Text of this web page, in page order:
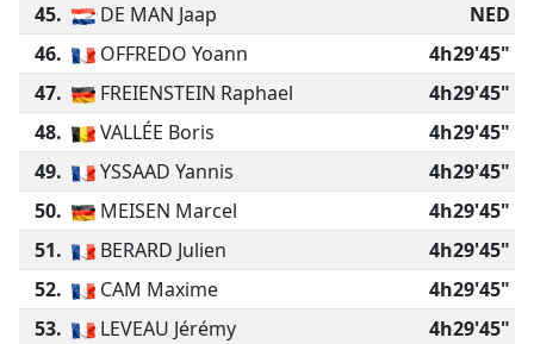
45.
DE MAN Jaap
NED
46.
OFFREDO Yoann
4h29'45"
47.
FREIENSTEIN Raphael
4h29'45"
48.
VALLÉE Boris
4h29'45"
49.
YSSAAD Yannis
4h29'45"
50.
MEISEN Marcel
4h29'45"
51.
BERARD Julien
4h29'45"
52.
CAM Maxime
4h29'45"
53.
LEVEAU Jérémy
4h29'45"